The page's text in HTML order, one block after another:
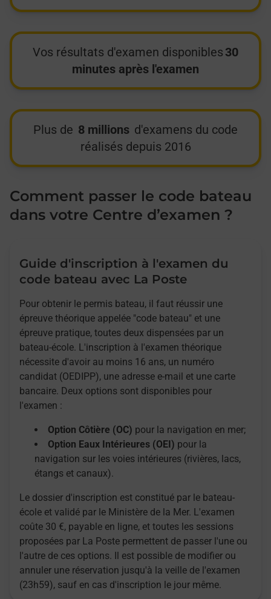
Vos résultats d'examen disponibles 30
minutes après l'examen
Plus de 8 millions d'examens du code
réalisés depuis 2016
Comment passer le code bateau
dans votre Centre d’examen ?
Guide d'inscription à l'examen du
code bateau avec La Poste
Pour obtenir le permis bateau, il faut réussir une
épreuve théorique appelée "code bateau" et une
épreuve pratique, toutes deux dispensées par un
bateau-école. L'inscription à l'examen théorique
nécessite d'avoir au moins 16 ans, un numéro
candidat (OEDIPP), une adresse e-mail et une carte
bancaire. Deux options sont disponibles pour
l'examen :
Option Côtière (OC) pour la navigation en mer;
Option Eaux Intérieures (OEI) pour la
navigation sur les voies intérieures (rivières, lacs,
étangs et canaux).
Le dossier d'inscription est constitué par le bateau-
école et validé par le Ministère de la Mer. L'examen
coûte 30 €, payable en ligne, et toutes les sessions
proposées par La Poste permettent de passer l'une ou
l'autre de ces options. Il est possible de modifier ou
annuler une réservation jusqu'à la veille de l'examen
(23h59), sauf en cas d'inscription le jour même.